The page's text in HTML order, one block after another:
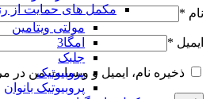
مکمل های حمایت از
مولتی ویتامین
امگا3
جلبک
پروبیوتیک
پروبیوتیک بانوان
نام *
ایمیل *
ذخیره نام، ایمیل و وبسایت من در